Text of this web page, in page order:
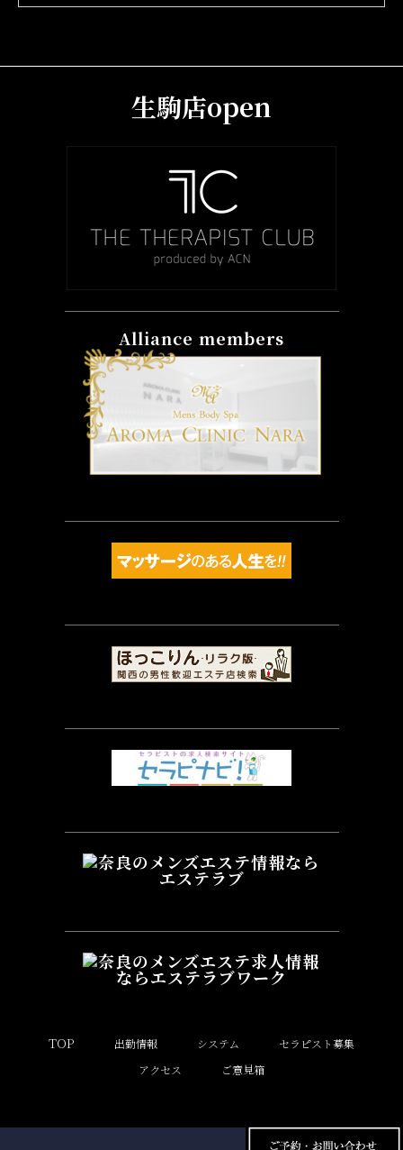
生駒店open
Alliance members
TOP 出勤情報 システム
セラピスト募集
アクセス
ご意見箱